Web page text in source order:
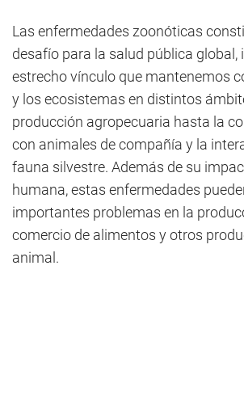
Las enfermedades zoonóticas
desafío para la salud pública global,
estrecho vínculo que mantenemos
y los ecosistemas en distintos
producción agropecuaria hasta la
con animales de compañía y la
fauna silvestre. Además de su
humana, estas enfermedades
importantes problemas en la
comercio de alimentos y otros
animal.